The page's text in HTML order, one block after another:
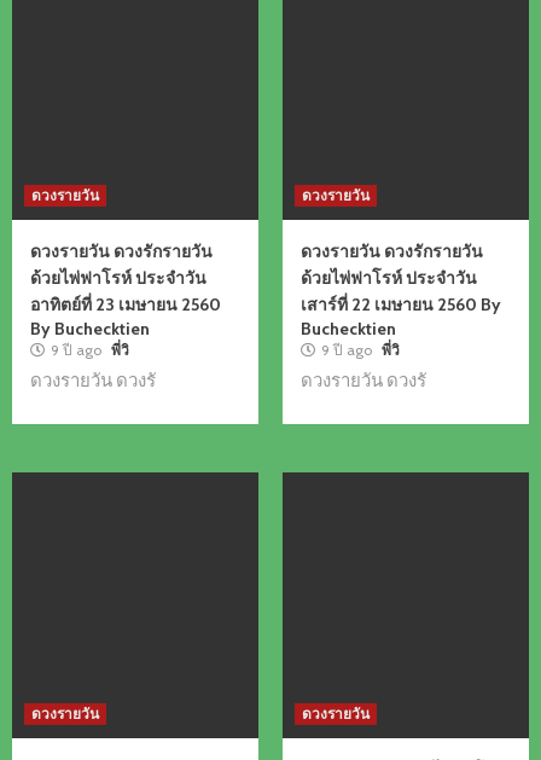
ดวงรายวัน
ดวงรายวัน ดวงรักรายวัน
ด้วยไพ่ฟาโรห์ ประจำวัน
อาทิตย์ที่ 23 เมษายน 2560
By Buchecktien
9 ปี ago พี่วิ
ดวงรายวัน ดวงรั
ดวงรายวัน
ดวงรายวัน ดวงรักรายวัน
ด้วยไพ่ฟาโรห์ ประจำวัน
เสาร์ที่ 22 เมษายน 2560 By
Buchecktien
9 ปี ago พี่วิ
ดวงรายวัน ดวงรั
ดวงรายวัน ดวงรายวัน